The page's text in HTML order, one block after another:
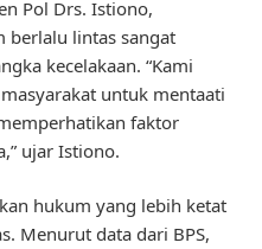
Pol Drs. Istiono,
berlalu lintas sangat
kecelakaan. “Kami
untuk mentaati
faktor
ujar Istiono.
hukum yang lebih ketat
Menurut data dari BPS,